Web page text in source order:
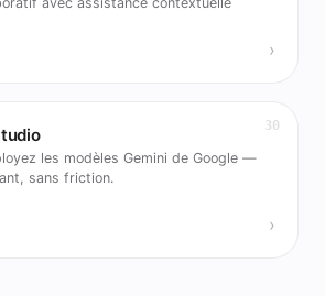
›
30
les modèles Gemini de Google —
sans friction.
›